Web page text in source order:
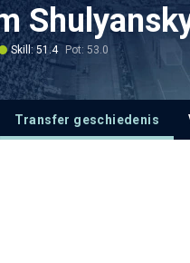
Skill: 51.4 Pot: 53.0
Transfer geschiedenis